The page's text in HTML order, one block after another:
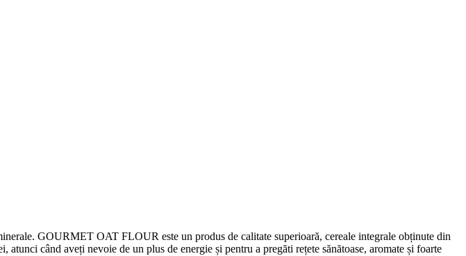
GOURMET OAT FLOUR este un produs de calitate superioară, cereale integrale obținute din
când aveți nevoie de un plus de energie și pentru a pregăti rețete sănătoase, aromate și foarte